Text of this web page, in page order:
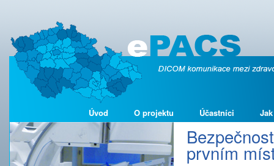
Úvod O projektu Účastníci
prvním